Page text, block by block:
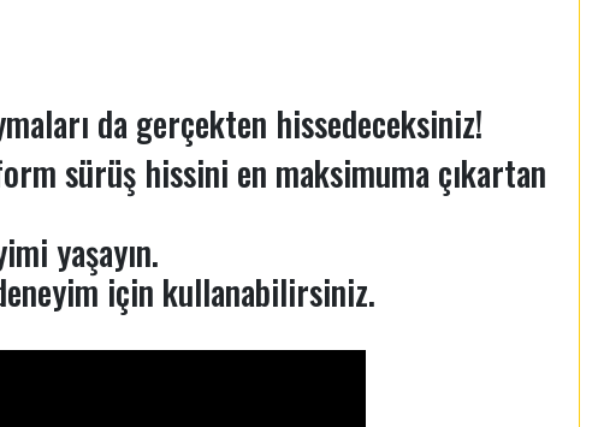
da gerçekten hissedeceksiniz!
sürüş hissini en maksimuma çıkartan
yaşayın.
için kullanabilirsiniz.